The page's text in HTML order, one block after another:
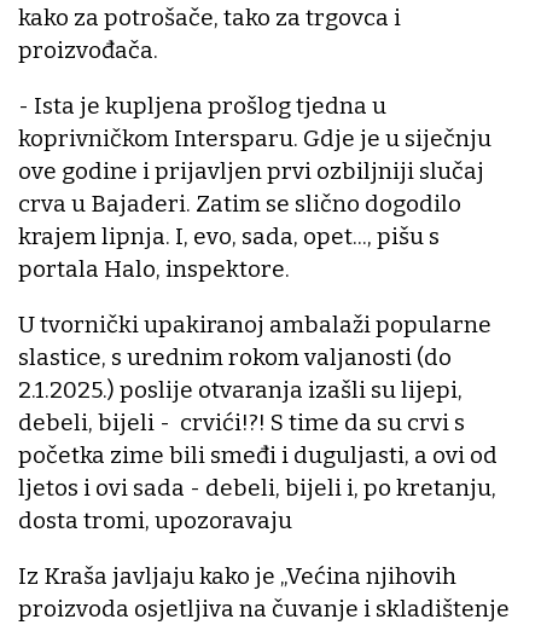
kako za potrošače, tako za trgovca i
proizvođača.
- Ista je kupljena prošlog tjedna u
koprivničkom Intersparu. Gdje je u siječnju
ove godine i prijavljen prvi ozbiljniji slučaj
crva u Bajaderi. Zatim se slično dogodilo
krajem lipnja. I, evo, sada, opet..., pišu s
portala Halo, inspektore.
U tvornički upakiranoj ambalaži popularne
slastice, s urednim rokom valjanosti (do
2.1.2025.) poslije otvaranja izašli su lijepi,
debeli, bijeli - crvići!?! S time da su crvi s
početka zime bili smeđi i duguljasti, a ovi od
ljetos i ovi sada - debeli, bijeli i, po kretanju,
dosta tromi, upozoravaju
Iz Kraša javljaju kako je „Većina njihovih
proizvoda osjetljiva na čuvanje i skladištenje